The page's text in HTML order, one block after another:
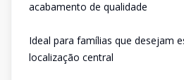
acabamento de qualidade
Ideal para famílias que desejam
localização central